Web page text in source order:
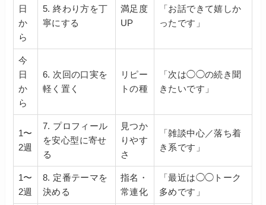
日
か
ら
5. 終わり方を丁
寧にする
満足度
UP
「お話できて嬉しか
ったです」
今
日
か
ら
6. 次回の口実を
軽く置く
リピー
トの種
「次は◯◯の続き聞
きたいです」
1〜
2週
7. プロフィール
を安心型に寄せ
る
見つか
りやす
さ
「雑談中心／落ち着
き系です」
1〜
2週
8. 定番テーマを
決める
指名・
常連化
「最近は◯◯トーク
多めです」